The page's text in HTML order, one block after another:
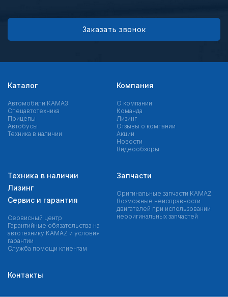
Заказать звонок
Каталог
Автомобили КАМАЗ
Спецавтотехника
Прицепы
Автобусы
Техника в наличии
Компания
О компании
Команда
Лизинг
Отзывы о компании
Акции
Новости
Видеообзоры
Техника в наличии
Лизинг
Сервис и гарантия
Сервисный центр
Гарантийные обязательства на
автотехнику KAMAZ и условия
гарантии
Служба помощи клиентам
Запчасти
Оригинальные запчасти КAMAZ
Возможные неисправности
двигателей при использовании
неоригинальных запчастей
Контакты